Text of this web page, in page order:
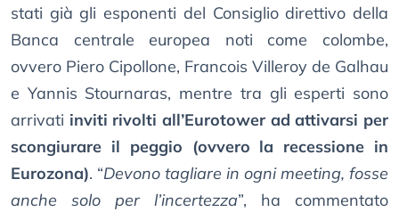
stati già gli esponenti del Consiglio direttivo della
Banca centrale europea noti come colombe,
ovvero Piero Cipollone, Francois Villeroy de Galhau
e Yannis Stournaras, mentre tra gli esperti sono
arrivati inviti rivolti all’Eurotower ad attivarsi per
scongiurare il peggio (ovvero la recessione in
Eurozona). “Devono tagliare in ogni meeting, fosse
anche solo per l’incertezza”, ha commentato